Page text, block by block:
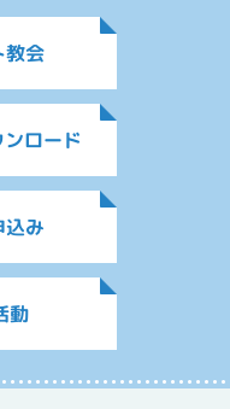
教会
ロード
込み
動